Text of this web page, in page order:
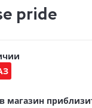
pride
магазин